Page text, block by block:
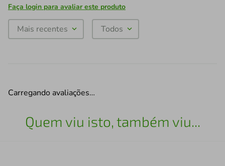
Faça login para avaliar este produto
Mais recentes Todos
Carregando avaliações…
Quem viu isto, também viu...